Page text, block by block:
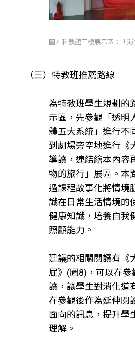
圖7. 科教館三樓展示區：「
（三）特教班推薦路線
為特教班學生規劃的
示區，先參觀「透明
體五大系統」進行不
到劇場旁空地進行《
導讀，連結繪本內容
物的旅行」展區。本
過課程故事化將情境
識在日常生活情境的
健康知識，培養自我
照顧能力。
建議的相關閱讀有《
屁》(圖8)，可以在
讀，讓學生對消化道
在參觀後作為延伸閱
面向的訊息，提升學
理解。